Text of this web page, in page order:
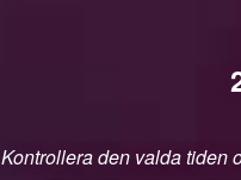
Kontrollera den valda tiden